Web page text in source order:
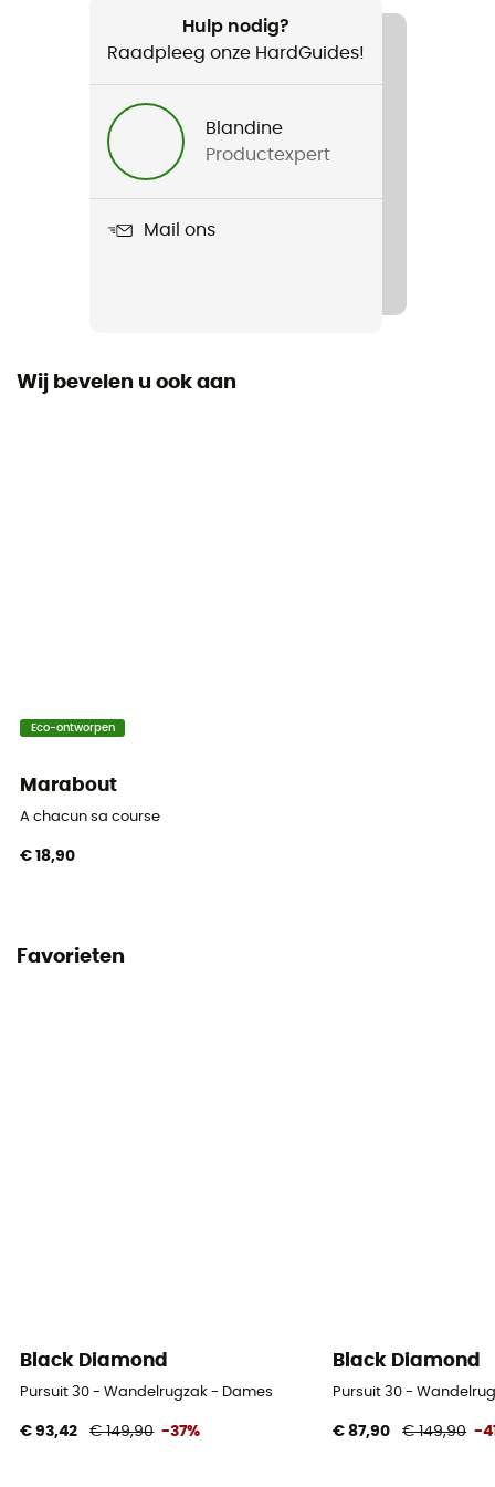
Des foulées - Les courses à faire en France avant de
Hulp nodig?
Raadpleeg onze HardGuides!
Blandine
Productexpert
Mail ons
Wij bevelen u ook aan
Eco-ontworpen
Marabout
A chacun sa course
€ 18,90
Favorieten
Black Diamond
Pursuit 30 - Wandelrugzak - Dames
€ 93,42 € 149,90 -37%
Black Diamond
Pursuit 30 -
€ 87,90 € 149,90 -